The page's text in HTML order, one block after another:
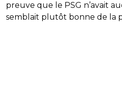
preuve que le PSG n’avait
semblait plutôt bonne de la